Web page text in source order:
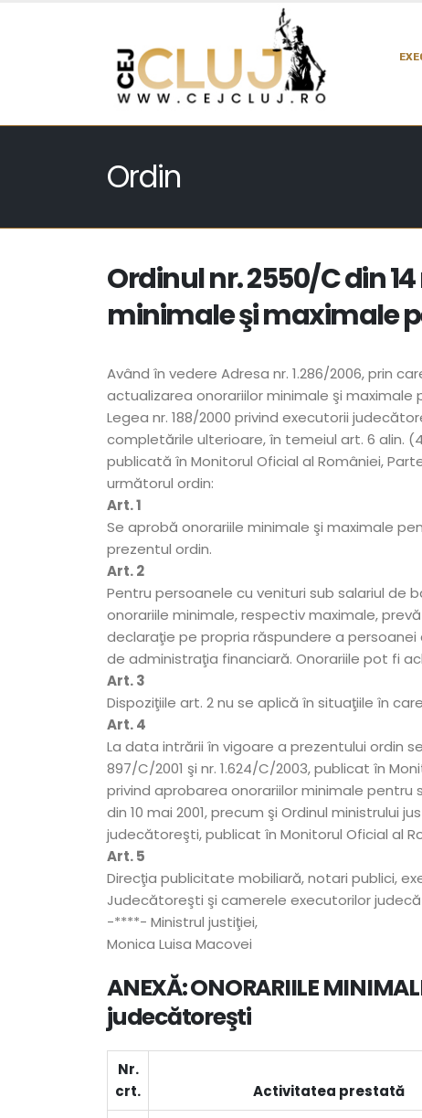
Ordin
Ordinul nr. 2550/C din
minimale şi maximale
Având în vedere Adresa nr. 1.286/2006, prin
actualizarea onorariilor minimale şi
Legea nr. 188/2000 privind executorii
completările ulterioare, în temeiul art. 6 alin.
publicată în Monitorul Oficial al României,
următorul ordin:
Art. 1
Se aprobă onorariile minimale şi maximale
prezentul ordin.
Art. 2
Pentru persoanele cu venituri sub salariul
onorariile minimale, respectiv maximale,
declaraţie pe propria răspundere a
de administraţia financiară. Onorariile pot fi
Art. 3
Dispoziţiile art. 2 nu se aplică în situaţiile în
Art. 4
La data intrării în vigoare a prezentului ordin
897/C/2001 şi nr. 1.624/C/2003, publicat în
privind aprobarea onorariilor minimale pentru
din 10 mai 2001, precum şi Ordinul ministrului
judecătoreşti, publicat în Monitorul Oficial al
Art. 5
Direcţia publicitate mobiliară, notari publici,
Judecătoreşti şi camerele executorilor
-****- Ministrul justiţiei,
Monica Luisa Macovei
ANEXĂ: ONORARIILE
judecătoreşti
Nr.
crt.
Activitatea prestată